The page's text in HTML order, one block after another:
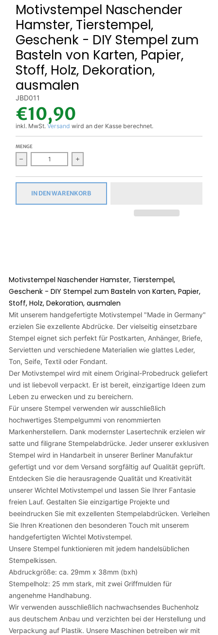
Motivstempel Naschender
Hamster, Tierstempel,
Geschenk - DIY Stempel zum
Basteln von Karten, Papier,
Stoff, Holz, Dekoration,
ausmalen
JBD011
€10,90
inkl. MwSt. Versand wird an der Kasse berechnet.
MENGE
Verringern Sie die Menge für Motivstempel Naschender
Erhöhen Sie die Menge für Motivstempel
IN DEN WARENKORB
Motivstempel Naschender Hamster, Tierstempel,
Geschenk - DIY Stempel zum Basteln von Karten, Papier,
Stoff, Holz, Dekoration, ausmalen
Mit unserem handgefertigte Motivstempel "Made in Germany"
erzielen Sie exzellente Abdrücke. Der vielseitig einsetzbare
Stempel eignet sich perfekt für Postkarten, Anhänger, Briefe,
Servietten und verschiedene Materialien wie glattes Leder,
Ton, Seife, Textil oder Fondant.
Der Motivstempel wird mit einem Original-Probedruck geliefert
und ist liebevoll verpackt. Er ist bereit, einzigartige Ideen zum
Leben zu erwecken und zu bereichern.
Für unsere Stempel verwenden wir ausschließlich
hochwertiges Stempelgummi von renommierten
Markenherstellern. Dank modernster Lasertechnik erzielen wir
satte und filigrane Stempelabdrücke. Jeder unserer exklusiven
Stempel wird in Handarbeit in unserer Berliner Manufaktur
gefertigt und vor dem Versand sorgfältig auf Qualität geprüft.
Entdecken Sie die herausragende Qualität und Kreativität
unserer Wichtel Motivstempel und lassen Sie Ihrer Fantasie
freien Lauf. Gestalten Sie einzigartige Projekte und
beeindrucken Sie mit exzellenten Stempelabdrücken. Verleihen
Sie Ihren Kreationen den besonderen Touch mit unserem
handgefertigten Wichtel Motivstempel.
Unsere Stempel funktionieren mit jedem handelsüblichen
Stempelkissen.
Abdruckgröße: ca. 29mm x 38mm (bxh)
Stempelholz: 25 mm stark, mit zwei Griffmulden für
angenehme Handhabung.
Wir verwenden ausschließlich nachwachsendes Buchenholz
aus deutschem Anbau und verzichten bei der Herstellung und
Verpackung auf Plastik. Unsere Maschinen betreiben wir mit